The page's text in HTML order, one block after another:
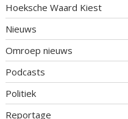
Hoeksche Waard Kiest
Nieuws
Omroep nieuws
Podcasts
Politiek
Reportage